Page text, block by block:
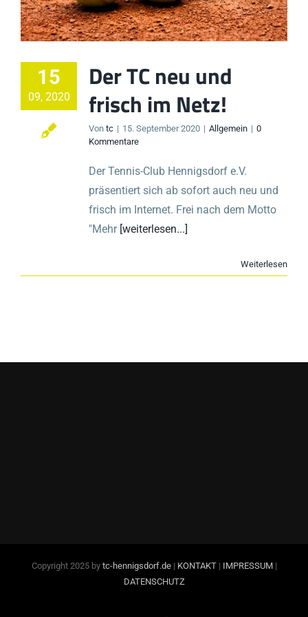
15
09, 2020
Der TC neu und
frisch im Netz!
Von tc | 15. September 2020 | Allgemein | 0
Kommentare
Der Tennis-Club Hennigsdorf e.V.
präsentiert sich ab sofort auch neu und
frisch im Internet. Frei nach dem Motto
"Mehr [weiterlesen...]
Weiterlesen
Copyright 2025 by tc-hennigsdorf.de| KONTAKT| IMPRESSUM|
DATENSCHUTZ